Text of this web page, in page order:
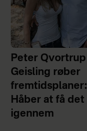
Peter Qvortrup
Geisling røber
fremtidsplaner:
Håber at få det
igennem